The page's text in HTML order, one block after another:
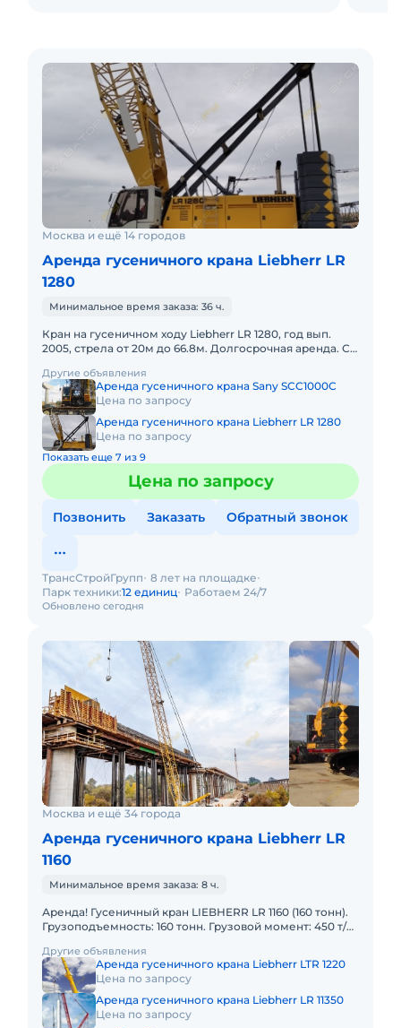
Москва и ещё 14 городов
Аренда гусеничного крана Liebherr LR
1280
Минимальное время заказа: 36 ч.
Кран на гусеничном ходу Liebherr LR 1280, год вып.
2005, стрела от 20м до 66.8м. Долгосрочная аренда. С
отчетных
Другие объявления
Аренда гусеничного крана Sany SCC1000C
Цена по запросу
Аренда гусеничного крана Liebherr LR 1280
Цена по запросу
Показать еще 7 из 9
Цена по запросу
Позвонить Заказать Обратный звонок
Обновлено сегодня
ТрансСтройГрупп 8 лет на площадке
Парк техники:12 единиц Работаем 24/7
Москва и ещё 34 города
Аренда гусеничного крана Liebherr LR
1160
Минимальное время заказа: 8 ч.
Аренда! Гусеничный кран LIEBHERR LR 1160 (160 тонн).
Грузоподъемность: 160 тонн. Грузовой момент: 450 т/м
Другие объявления
Аренда гусеничного крана Liebherr LTR 1220
Цена по запросу
Аренда гусеничного крана Liebherr LR 11350
Цена по запросу